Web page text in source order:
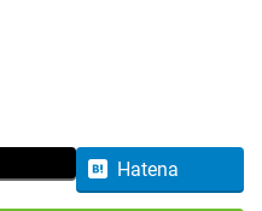
Hatena